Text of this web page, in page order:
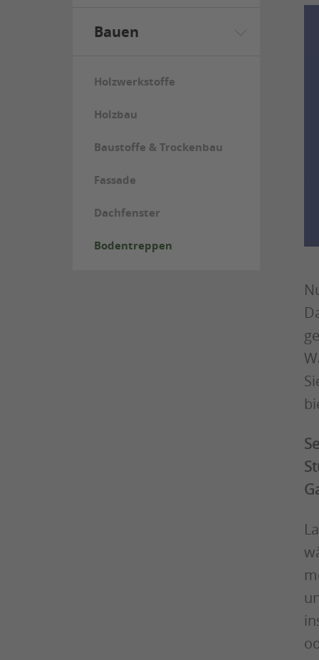
Bauen
Holzwerkstoffe
Holzbau
Baustoffe & Trockenbau
Fassade
Dachfenster
Bodentreppen